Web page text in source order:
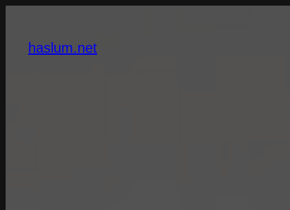
contenthaslum.net